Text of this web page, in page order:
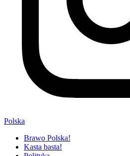
Polska
Brawo Polska!
Kasta basta!